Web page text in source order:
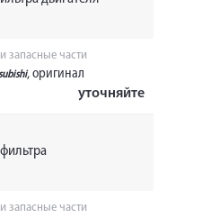
запасные части
, оригинал
уточняйте
запасные части